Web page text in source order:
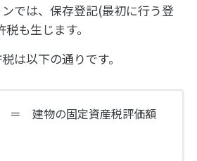
では、保存登記(最初に行う登
も生じます。
は以下の通りです。
＝ 建物の固定資産税評価額